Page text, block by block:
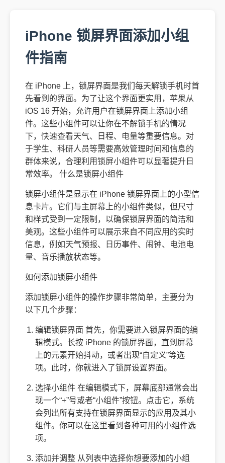
iPhone 锁屏界面添加小组
件指南
在 iPhone 上，锁屏界面是我们每天解锁手机时首
先看到的界面。为了让这个界面更实用，苹果从
iOS 16 开始，允许用户在锁屏界面上添加小组
件。这些小组件可以让你在不解锁手机的情况
下，快速查看天气、日程、电量等重要信息。对
于学生、科研人员等需要高效管理时间和信息的
群体来说，合理利用锁屏小组件可以显著提升日
常效率。 什么是锁屏小组件
锁屏小组件是显示在 iPhone 锁屏界面上的小型信
息卡片。它们与主屏幕上的小组件类似，但尺寸
和样式受到一定限制，以确保锁屏界面的简洁和
美观。这些小组件可以展示来自不同应用的实时
信息，例如天气预报、日历事件、闹钟、电池电
量、音乐播放状态等。
如何添加锁屏小组件
添加锁屏小组件的操作步骤非常简单，主要分为
以下几个步骤：
编辑锁屏界面 首先，你需要进入锁屏界面的编
辑模式。长按 iPhone 的锁屏界面，直到屏幕
上的元素开始抖动，或者出现“自定义”等选
项。此时，你就进入了锁屏设置界面。
选择小组件 在编辑模式下，屏幕底部通常会出
现一个“+”号或者“小组件”按钮。点击它，系统
会列出所有支持在锁屏界面显示的应用及其小
组件。你可以在这里看到各种可用的小组件选
项。
添加并调整 从列表中选择你想要添加的小组